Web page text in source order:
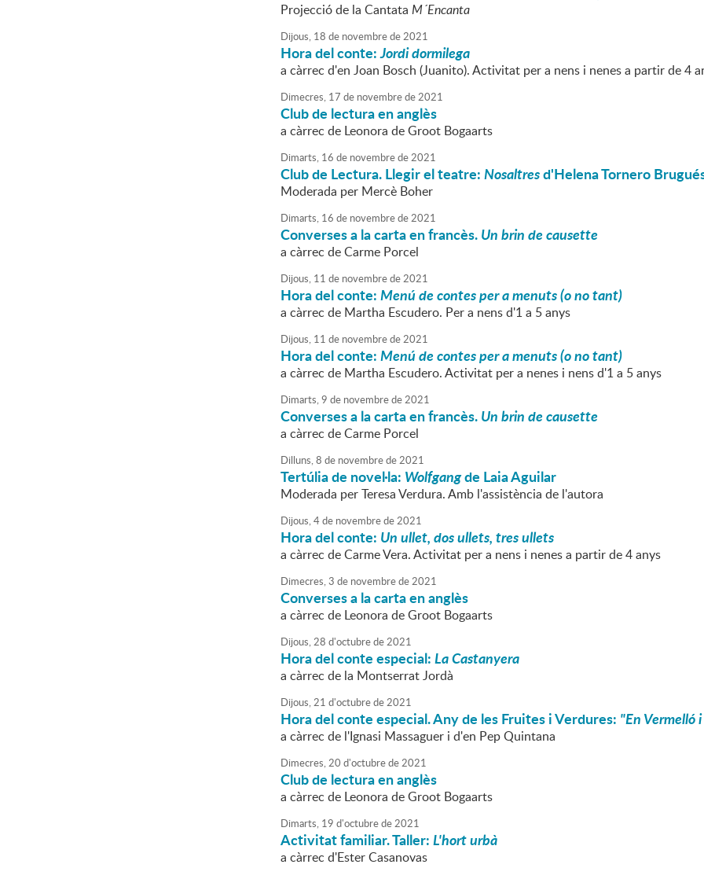
Projecció de la Cantata M´Encanta
Dijous, 18 de novembrede2021
Hora del conte:Jordi dormilega
a càrrec d'en Joan Bosch (Juanito). Activitat per a nens i nenes a partir de 4
Dimecres, 17 de novembrede2021
Club de lectura en anglès
a càrrec de Leonora de Groot Bogaarts
Dimarts, 16 de novembrede2021
Club de Lectura. Llegir el teatre:Nosaltresd'Helena Tornero
Moderada per Mercè Boher
Dimarts, 16 de novembrede2021
Converses a la carta en francès.Un brin de causette
a càrrec de Carme Porcel
Dijous, 11 de novembrede2021
Hora del conte:Menú de contes per a menuts (o no tant)
a càrrec de Martha Escudero. Per a nens d'1 a 5 anys
Dijous, 11 de novembrede2021
Hora del conte:Menú de contes per a menuts (o no tant)
a càrrec de Martha Escudero. Activitat per a nenes i nens d'1 a 5 anys
Dimarts,9 de novembrede2021
Converses a la carta en francès.Un brin de causette
a càrrec de Carme Porcel
Dilluns,8 de novembrede2021
Tertúlia de novel·la: Wolfgangde Laia Aguilar
Moderada per Teresa Verdura. Amb l'assistència de l'autora
Dijous,4de novembrede2021
Hora del conte: Un ullet, dos ullets, tres ullets
a càrrec de Carme Vera. Activitat per a nens i nenes a partir de 4 anys
Dimecres,3 de novembrede2021
Converses a la carta en anglès
a càrrec de Leonora de Groot Bogaarts
Dijous,28 d'octubrede2021
Hora del conte especial:La Castanyera
a càrrec de la Montserrat Jordà
Dijous,21 d'octubrede2021
Hora del conte especial. Any de les Fruites i Verdures: "En Vermelló
a càrrec de l'Ignasi Massaguer i d'en Pep Quintana
Dimecres,20 d'octubrede2021
Club de lectura en anglès
a càrrec de Leonora de Groot Bogaarts
Dimarts, 19 d'octubrede2021
Activitat familiar. Taller:L'hort urbà
a càrrec d'Ester Casanovas